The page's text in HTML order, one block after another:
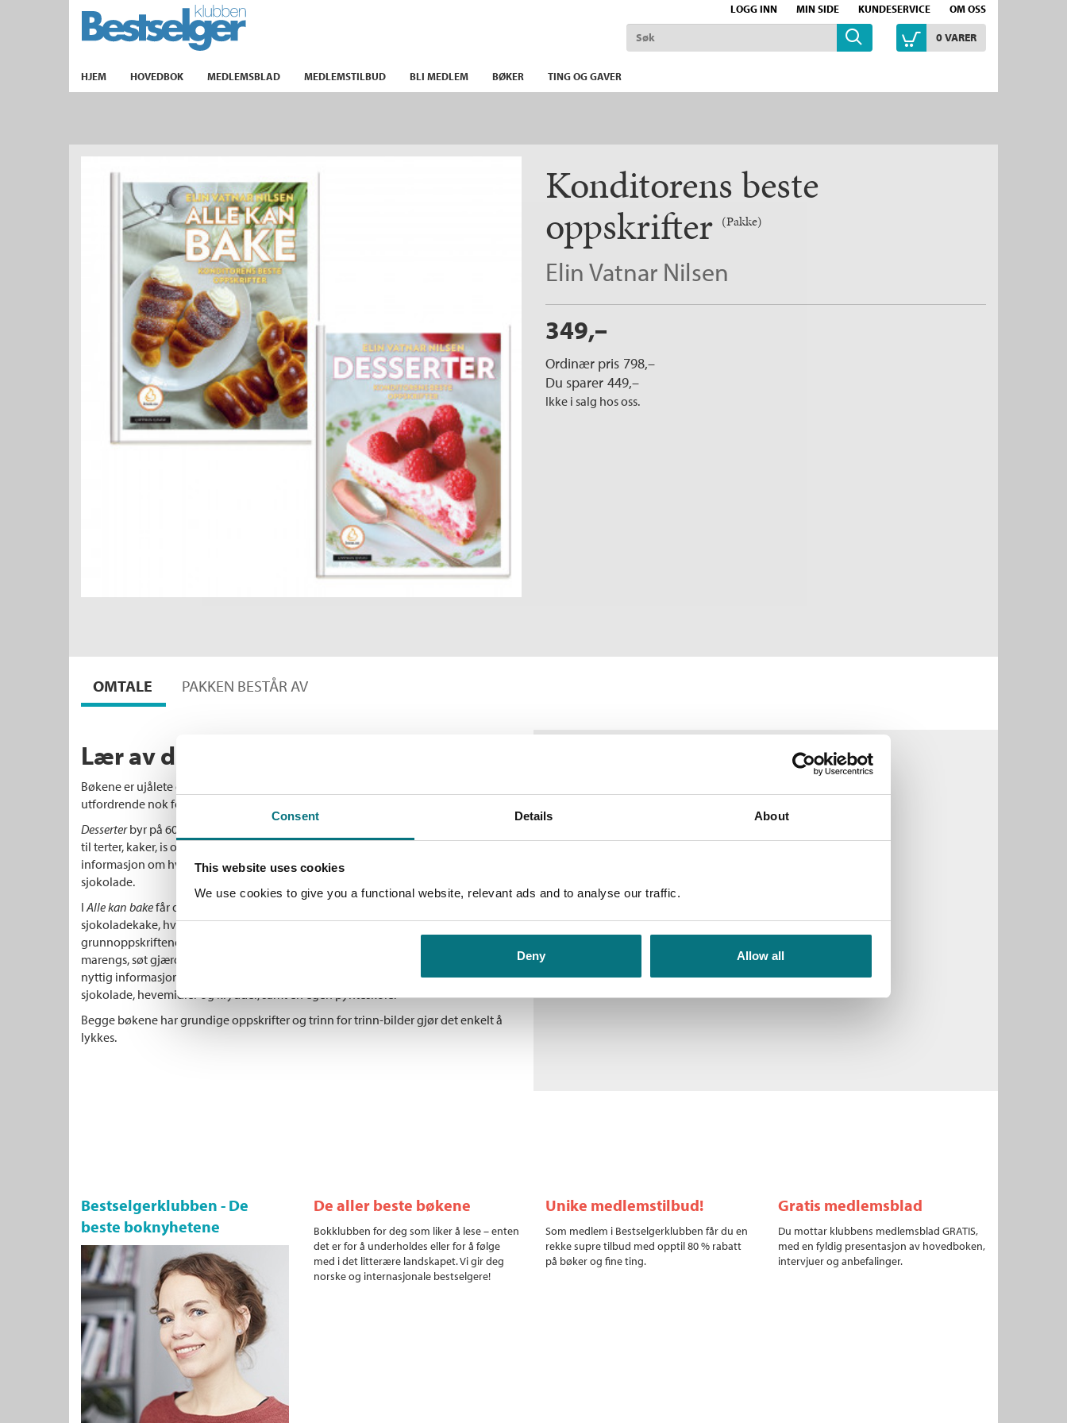
Consent Details About
This website uses cookies
We use cookies to give you a functional website, relevant ads and to analyse our traffic.
Deny Allow all
LOGG INN MIN SIDE KUNDESERVICE OM OSS
TIL FORSIDEN
0VARER
HJEM HOVEDBOK MEDLEMSBLAD MEDLEMSTILBUD BLI MEDLEM BØKER TING OG GAVER
Konditorens beste
oppskrifter (Pakke)
Elin Vatnar Nilsen
349,–
Ordinær pris 798,–
Du sparer 449,–
Ikke i salg hos oss.
OMTALE PAKKEN BESTÅR AV
Lær av den beste!
Bøkene er ujålete og enkle, slik at alle kan få det til, men er også avanserte og
utfordrende nok for mer drevne bakere.
Desserterbyr på 60 nydelige desserter, alt fra hverdagsdesserter, fromasj og mousse
til terter, kaker, is og juledesserter. Og dessuten sauser og kremer, og ekstra
informasjon om hvordan du blant annet lager marengs, pisker krem og smelter
sjokolade.
I Alle kan bakefår du kakeklassikerne, fra bløtkake med krem til pavlova,
sjokoladekake, hvetekringle og kvæfjordkake. Boka tar for seg de 9
grunnoppskriftene som sukkerbrød, vaniljekrem, formkaker, vannbakkels, mørdeig,
marengs, søt gjærdeig, nøttebunn, ostekaker og sjokoladekaker. Faktasider med
nyttig informasjon uansett hva du skal bake, om egg, sukker, gjær, mel, fløte, smør,
sjokolade, hevemidler og krydder, samt en egen pynteskole.
Begge bøkene har grundige oppskrifter og trinn for trinn-bilder gjør det enkelt å
lykkes.
Bestselgerklubben - De
beste boknyhetene
De aller beste bøkene
Bokklubben for deg som liker å lese – enten
det er for å underholdes eller for å følge
med i det litterære landskapet. Vi gir deg
norske og internasjonale bestselgere!
Unike medlemstilbud!
Som medlem i Bestselgerklubben får du en
rekke supre tilbud med opptil 80 % rabatt
på bøker og fine ting.
Gratis medlemsblad
Du mottar klubbens medlemsblad GRATIS,
med en fyldig presentasjon av hovedboken,
intervjuer og anbefalinger.